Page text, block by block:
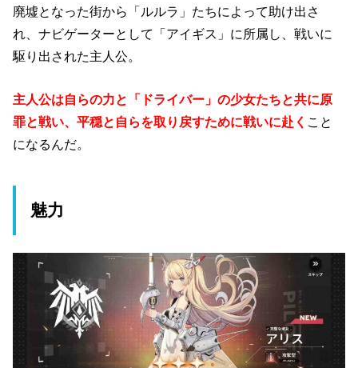
廃墟となった街から「ルルラ」たちによって助け出さ
れ、ナビゲーターとして「アイギス」に所属し、戦いに
駆り出された主人公。
主人公は自らの力と「ドライバー」の少女たちと共に原
罪と戦い、平穏と自らを取り戻すために戦いに赴く こと
になるんだ。
魅力